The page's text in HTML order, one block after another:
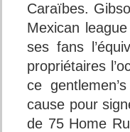
Caraïbes.
Mexican
ses fans
propriétaires
ce
cause pour
de 75 Home